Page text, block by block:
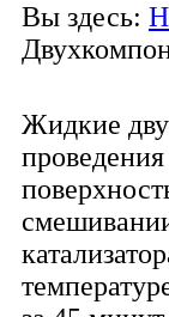
Вы здесь:
Жидкие